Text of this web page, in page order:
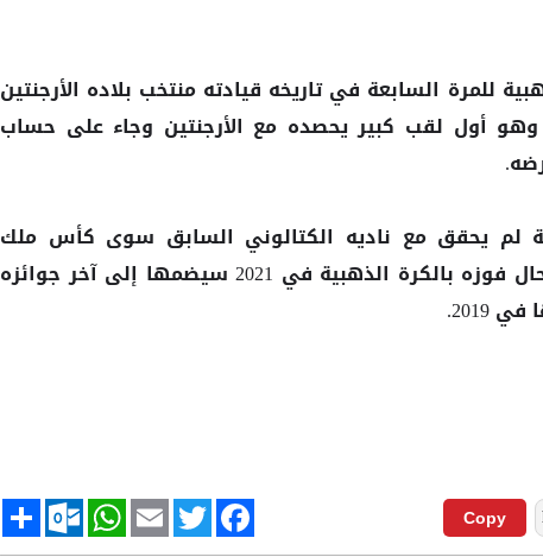
للمرة السابعة في تاريخه قيادته منتخب بلاده الأرجنتين
بكأس كوبا أمريكا 2021، وهو أول لقب كبير يحصده مع الأرجنتين وجاء على حساب
لم يحقق مع ناديه الكتالوني السابق سوى كأس ملك
إسبانيا الموسم الماضي، وفي حال فوزه بالكرة الذهبية في 2021 سيضمها إلى آخر جوائزه
Copy
Facebook
Twitter
Email
WhatsApp
Outlook.com
Share